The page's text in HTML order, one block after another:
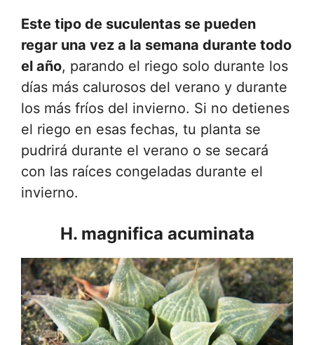
Este tipo de suculentas se pueden
regar una vez a la semana durante todo
el año, parando el riego solo durante los
días más calurosos del verano y durante
los más fríos del invierno. Si no detienes
el riego en esas fechas, tu planta se
pudrirá durante el verano o se secará
con las raíces congeladas durante el
invierno.
H. magnifica acuminata